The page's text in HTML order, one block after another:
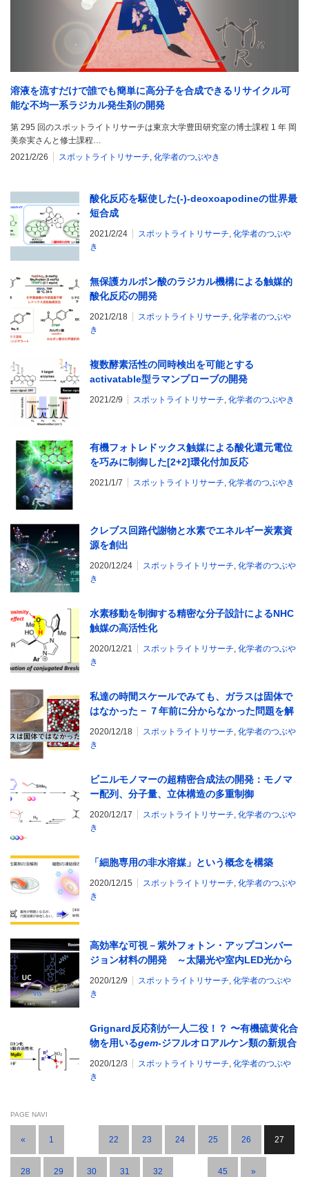
溶液を流すだけで誰でも簡単に高分子を合成できるリサイクル可
能な不均一系ラジカル発生剤の開発
第 295 回のスポットライトリサーチは東京大学豊田研究室の博士課程 1 年 岡
美奈実さんと修士課程…
2021/2/26
スポットライトリサーチ, 化学者のつぶやき
酸化反応を駆使した(-)-deoxoapodineの世界最
短合成
2021/2/24 スポットライトリサーチ, 化学者のつぶや
き
無保護カルボン酸のラジカル機構による触媒的
酸化反応の開発
2021/2/18 スポットライトリサーチ, 化学者のつぶや
き
複数酵素活性の同時検出を可能とする
activatable型ラマンプローブの開発
2021/2/9 スポットライトリサーチ, 化学者のつぶやき
有機フォトレドックス触媒による酸化還元電位
を巧みに制御した[2+2]環化付加反応
2021/1/7 スポットライトリサーチ, 化学者のつぶやき
クレブス回路代謝物と水素でエネルギー炭素資
源を創出
2020/12/24 スポットライトリサーチ, 化学者のつぶや
き
水素移動を制御する精密な分子設計によるNHC
触媒の高活性化
2020/12/21 スポットライトリサーチ, 化学者のつぶや
き
私達の時間スケールでみても、ガラスは固体で
はなかった − ７年前に分からなかった問題を解
2020/12/18 スポットライトリサーチ, 化学者のつぶや
き
ビニルモノマーの超精密合成法の開発：モノマ
ー配列、分子量、立体構造の多重制御
2020/12/17 スポットライトリサーチ, 化学者のつぶや
き
「細胞専用の非水溶媒」という概念を構築
2020/12/15 スポットライトリサーチ, 化学者のつぶや
き
高効率な可視－紫外フォトン・アップコンバー
ジョン材料の開発 ～太陽光や室内LED光から
紫外光の発生～
2020/12/9 スポットライトリサーチ, 化学者のつぶや
き
Grignard反応剤が一人二役！？ 〜有機硫黄化合
物を用いるgem-ジフルオロアルケン類の新規合
2020/12/3 スポットライトリサーチ, 化学者のつぶや
き
PAGE NAVI
« 1 22 23 24 25 26 27
28 29 30 31 32 45 »